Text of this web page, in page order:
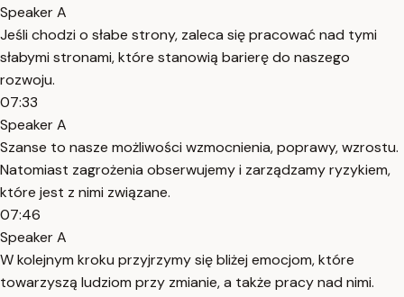
Speaker A
Jeśli chodzi o słabe strony, zaleca się pracować nad tymi
słabymi stronami, które stanowią barierę do naszego
rozwoju.
07:33
Speaker A
Szanse to nasze możliwości wzmocnienia, poprawy, wzrostu.
Natomiast zagrożenia obserwujemy i zarządzamy ryzykiem,
które jest z nimi związane.
07:46
Speaker A
W kolejnym kroku przyjrzymy się bliżej emocjom, które
towarzyszą ludziom przy zmianie, a także pracy nad nimi.